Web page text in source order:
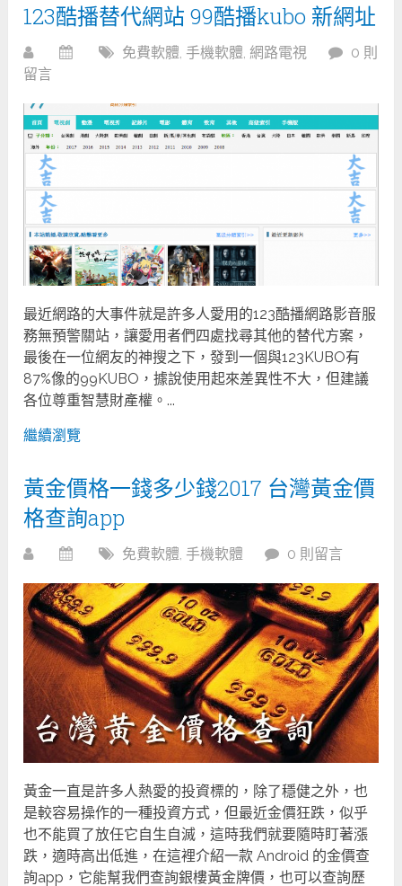
123酷播替代網站 99酷播kubo 新網址
免費軟體 手機軟體 網路電視
0 則
留言
最近網路的大事件就是許多人愛用的123酷播網路影音服
務無預警關站，讓愛用者們四處找尋其他的替代方案，
最後在一位網友的神搜之下，發到一個與123KUBO有
87%像的99KUBO，據說使用起來差異性不大，但建議
各位尊重智慧財產權。...
繼續瀏覽
黃金價格一錢多少錢2017 台灣黃金價
格查詢app
免費軟體, 手機軟體 0 則留言
黃金一直是許多人熱愛的投資標的，除了穩健之外，也
是較容易操作的一種投資方式，但最近金價狂跌，似乎
也不能買了放任它自生自滅，這時我們就要隨時盯著漲
跌，適時高出低進，在這裡介紹一款 Android 的金價查
詢app，它能幫我們查詢銀樓黃金牌價，也可以查詢歷